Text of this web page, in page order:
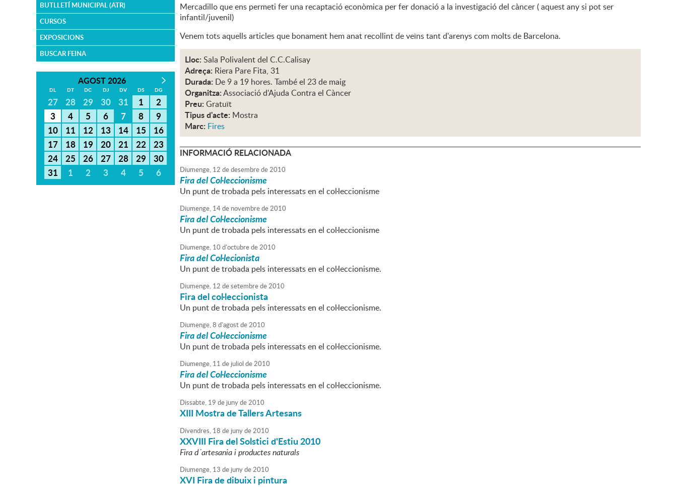
BUTLLETÍ MUNICIPAL (ATR)
CURSOS
EXPOSICIONS
BUSCAR FEINA
AGOST 2026
DL DT DC DJ DV DS DG
27 28 29 30 31 1
2
3
4 5 6 7 8
9
10
11 12 13 14 15
16
17
18 19 20 21 22
23
24
25 26 27 28 29
30
31
1 2 3 4 5 6
Mercadillo que ens permeti fer una recaptació econòmica per fer donació a la investigació del càncer ( aquest any si pot ser
infantil/juvenil)
Venem tots aquells articles que bonament hem anat recollint de veïns tant d'arenys com molts de Barcelona.
Lloc: Sala Polivalent del C.C.Calisay
Adreça: Riera Pare Fita, 31
Durada: De 9 a 19 hores. També el 23 de maig
Organitza:Associació d'Ajuda Contra el Càncer
Preu: Gratuït
Tipus d'acte: Mostra
Marc: Fires
INFORMACIÓ RELACIONADA
Diumenge, 12 dedesembrede2010
Fira del Col·leccionisme
Un punt de trobada pels interessats en el col·leccionisme
Diumenge, 14de novembrede2010
Fira del Col·leccionisme
Un punt de trobada pels interessats en el col·leccionisme
Diumenge, 10 d'octubrede2010
Fira del Col·lecionista
Un punt de trobada pels interessats en el col·leccionisme.
Diumenge, 12 desetembrede2010
Fira del col·leccionista
Un punt de trobada pels interessats en el col·leccionisme.
Diumenge,8 d'agostde2010
Fira del Col·leccionisme
Un punt de trobada pels interessats en el col·leccionisme.
Diumenge, 11 de juliol de2010
Fira del Col·leccionisme
Un punt de trobada pels interessats en el col·leccionisme.
Dissabte, 19 de junyde2010
XIII Mostra de Tallers Artesans
Divendres, 18 de junyde2010
XXVIII Fira del Solstici d'Estiu 2010
Fira d´artesania i productes naturals
Diumenge, 13 de junyde2010
XVI Fira de dibuix i pintura